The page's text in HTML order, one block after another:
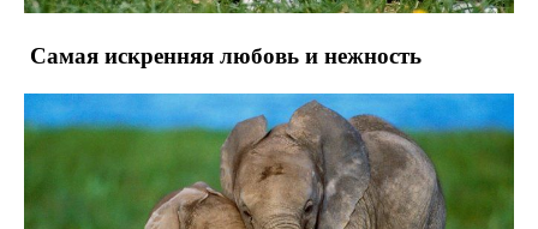
Самая искренняя любовь и нежность